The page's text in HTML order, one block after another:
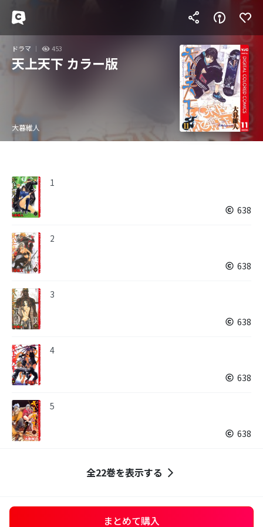
ドラマ 453
天上天下 カラー版
大暮維人
1
638
2
638
3
638
4
638
5
638
全22巻を表示する
まとめて購入